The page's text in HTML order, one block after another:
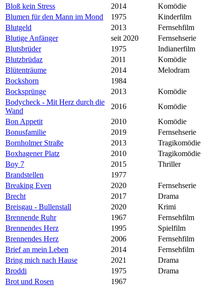
Bloß kein Stress
2014
Komödie
Blumen für den Mann im Mond
1975
Kinderfilm
Blutgeld
2013
Fernsehfilm
Blutige Anfänger
seit 2020
Fernsehserie
Blutsbrüder
1975
Indianerfilm
Blutzbrüdaz
2011
Komödie
Blütenträume
2014
Melodram
Bockshorn
1984
Bocksprünge
2013
Komödie
Bodycheck - Mit Herz durch die
Wand
2016
Komödie
Bon Appetit
2010
Komödie
Bonusfamilie
2019
Fernsehserie
Bornholmer Straße
2013
Tragikomödie
Boxhagener Platz
2010
Tragikomödie
Boy 7
2015
Thriller
Brandstellen
1977
Breaking Even
2020
Fernsehserie
Brecht
2017
Drama
Breisgau - Bullenstall
2020
Krimi
Brennende Ruhr
1967
Fernsehfilm
Brennendes Herz
1995
Spielfilm
Brennendes Herz
2006
Fernsehfilm
Brief an mein Leben
2014
Fernsehfilm
Bring mich nach Hause
2021
Drama
Broddi
1975
Drama
Brot und Rosen
1967